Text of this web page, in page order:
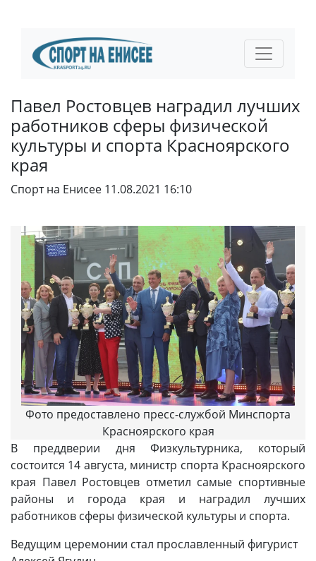
Павел Ростовцев наградил лучших
работников сферы физической
культуры и спорта Красноярского
края
Спорт на Енисее 11.08.2021 16:10
Фото предоставлено пресс-службой Минспорта
Красноярского края
В преддверии дня Физкультурника, который
состоится 14 августа, министр спорта Красноярского
края Павел Ростовцев отметил самые спортивные
районы и города края и наградил лучших
работников сферы физической культуры и спорта.
Ведущим церемонии стал прославленный фигурист